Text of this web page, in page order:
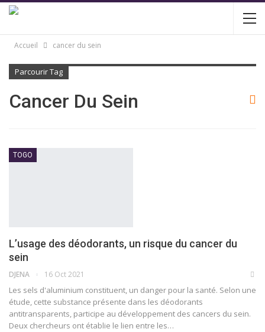
Accueil cancer du sein
Parcourir Tag
Cancer Du Sein
TOGO
L’usage des déodorants, un risque du cancer du
sein
DJENA 16 Oct 2021
Les sels d'aluminium constituent, un danger pour la santé. Selon une
étude, cette substance présente dans les déodorants
antitransparents, participe au développement des cancers du sein.
Deux chercheurs ont établie le lien entre les…